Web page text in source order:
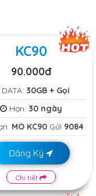
KC90
90.000đ
30GB + Gọi
Hạn: 30 ngày
MO KC90 Gửi 9084
Đăng Ký
Chi tiết